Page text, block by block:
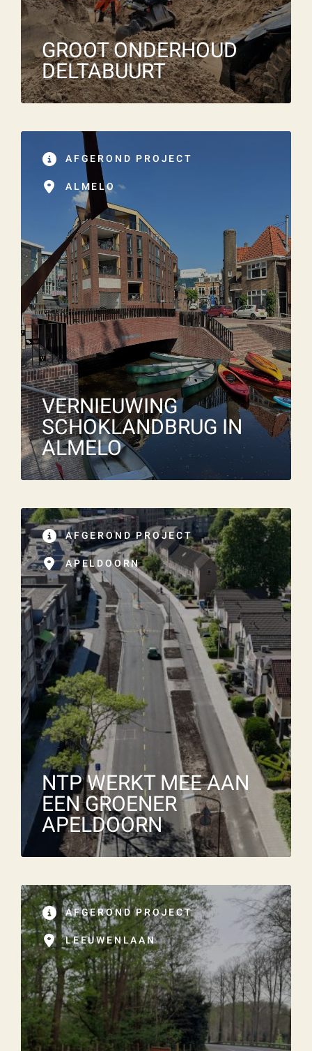
GROOT ONDERHOUD
DELTABUURT
AFGEROND PROJECT
ALMELO
VERNIEUWING
SCHOKLANDBRUG IN
ALMELO
AFGEROND PROJECT
APELDOORN
NTP WERKT MEE AAN
EEN GROENER
APELDOORN
AFGEROND PROJECT
LEEUWENLAAN